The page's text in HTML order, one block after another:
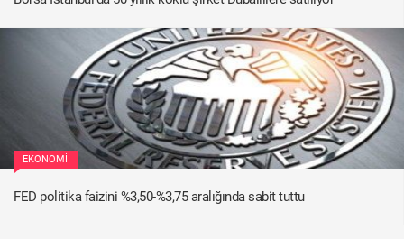
EKONOMI
FED politika faizini %3,50-%3,75 aralığında sabit tuttu